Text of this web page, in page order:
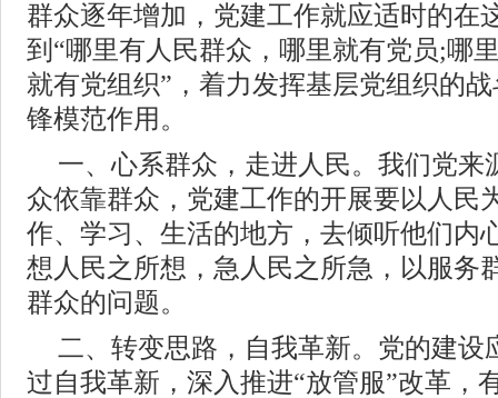
群众逐年增加，党建工作就应适时的在
到“哪里有人民群众，哪里就有党员;哪
就有党组织”，着力发挥基层党组织的
锋模范作用。
一、心系群众，走进人民。我们党来
众依靠群众，党建工作的开展要以人民
作、学习、生活的地方，去倾听他们内
想人民之所想，急人民之所急，以服务
群众的问题。
二、转变思路，自我革新。党的建设
过自我革新，深入推进“放管服”改革，